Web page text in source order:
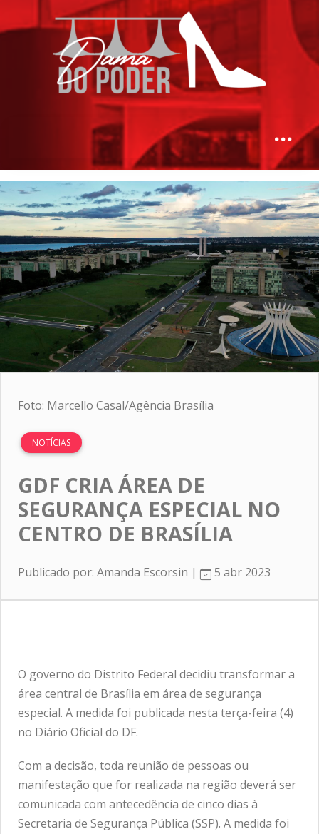
Foto: Marcello Casal/Agência Brasília
NOTÍCIAS
GDF CRIA ÁREA DE
SEGURANÇA ESPECIAL NO
CENTRO DE BRASÍLIA
Publicado por: Amanda Escorsin | 5 abr 2023
O governo do Distrito Federal decidiu transformar a
área central de Brasília em área de segurança
especial. A medida foi publicada nesta terça-feira (4)
no Diário Oficial do DF.
Com a decisão, toda reunião de pessoas ou
manifestação que for realizada na região deverá ser
comunicada com antecedência de cinco dias à
Secretaria de Segurança Pública (SSP). A medida foi